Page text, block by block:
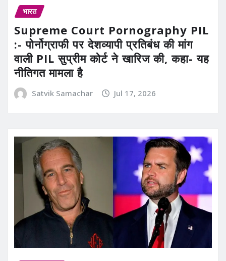
भारत
Supreme Court Pornography PIL
:- पोर्नोग्राफी पर देशव्यापी प्रतिबंध की मांग
वाली PIL सुप्रीम कोर्ट ने खारिज की, कहा- यह
नीतिगत मामला है
Satvik Samachar Jul 17, 2026